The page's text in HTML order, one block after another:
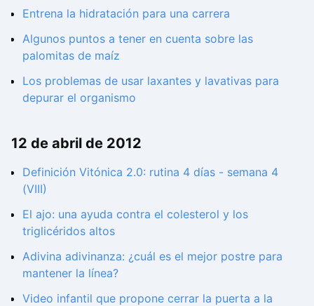
Entrena la hidratación para una carrera
Algunos puntos a tener en cuenta sobre las
palomitas de maíz
Los problemas de usar laxantes y lavativas para
depurar el organismo
12 de abril de 2012
Definición Vitónica 2.0: rutina 4 días - semana 4
(VIII)
El ajo: una ayuda contra el colesterol y los
triglicéridos altos
Adivina adivinanza: ¿cuál es el mejor postre para
mantener la línea?
Video infantil que propone cerrar la puerta a la